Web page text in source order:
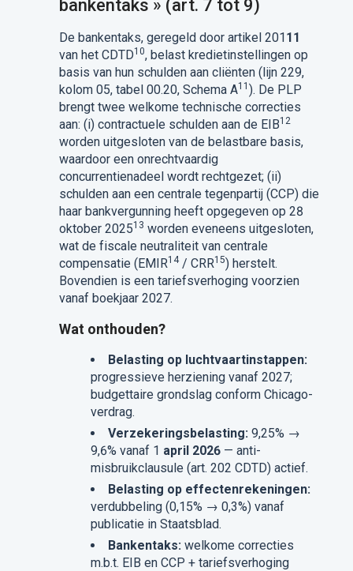
bankentaks » (art. 7 tot 9)
De bankentaks, geregeld door artikel 20111
van het CDTD10, belast kredietinstellingen op
basis van hun schulden aan cliënten (lijn 229,
kolom 05, tabel 00.20, Schema A11 ). De PLP
brengt twee welkome technische correcties
aan: (i) contractuele schulden aan de EIB12
worden uitgesloten van de belastbare basis,
waardoor een onrechtvaardig
concurrentienadeel wordt rechtgezet; (ii)
schulden aan een centrale tegenpartij (CCP) die
haar bankvergunning heeft opgegeven op 28
oktober 202513 worden eveneens uitgesloten,
wat de fiscale neutraliteit van centrale
compensatie (EMIR14/ CRR15) herstelt.
Bovendien is een tariefsverhoging voorzien
vanaf boekjaar 2027.
Wat onthouden?
Belasting op luchtvaartinstappen:
progressieve herziening vanaf 2027;
budgettaire grondslag conform Chicago-
verdrag.
Verzekeringsbelasting: 9,25% →
9,6% vanaf 1 april 2026— anti-
misbruikclausule (art. 202 CDTD) actief.
Belasting op effectenrekeningen:
verdubbeling (0,15% → 0,3%) vanaf
publicatie in Staatsblad.
Bankentaks: welkome correcties
m.b.t. EIB en CCP + tariefsverhoging